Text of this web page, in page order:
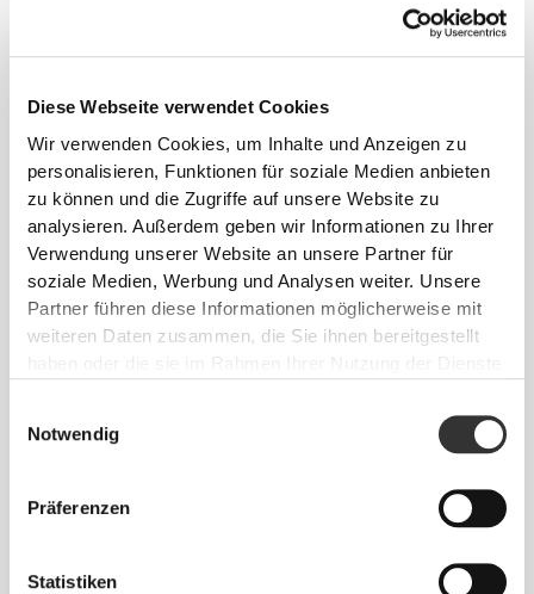
Diese Webseite verwendet Cookies
Wir verwenden Cookies, um Inhalte und Anzeigen zu
personalisieren, Funktionen für soziale Medien anbieten
zu können und die Zugriffe auf unsere Website zu
analysieren. Außerdem geben wir Informationen zu Ihrer
Verwendung unserer Website an unsere Partner für
soziale Medien, Werbung und Analysen weiter. Unsere
Partner führen diese Informationen möglicherweise mit
weiteren Daten zusammen, die Sie ihnen bereitgestellt
Notwendig
Präferenzen
Statistiken